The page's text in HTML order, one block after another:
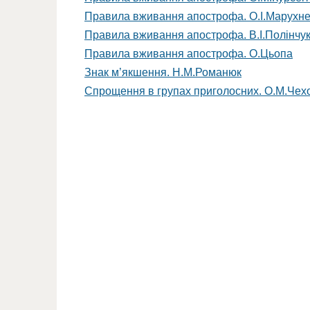
Правила вживання апострофа.
Правила вживання апострофа. В.І.Полінчук
Правила вживання апострофа. О.Цьопа
Знак м’якшення. Н.М.Романюк
Спрощення в групах приголосних.